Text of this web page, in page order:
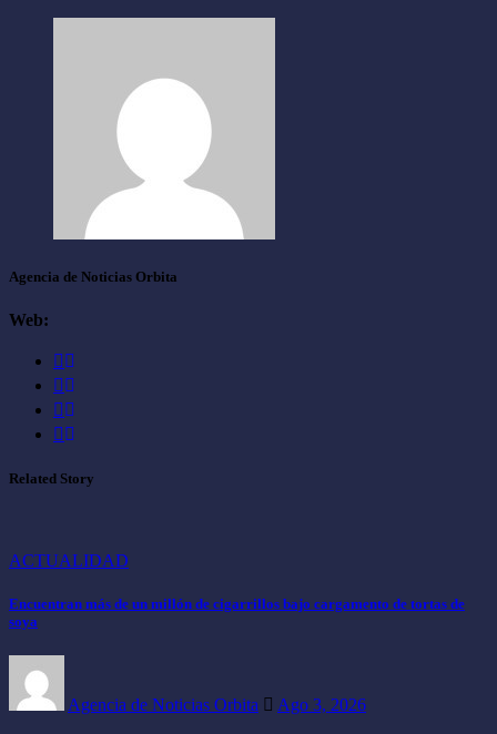
Agencia de Noticias Orbita
Web:
Related Story
ACTUALIDAD
Encuentran más de un millón de cigarrillos bajo cargamento de tortas de
soya
Agencia de Noticias Orbita Ago 3, 2026